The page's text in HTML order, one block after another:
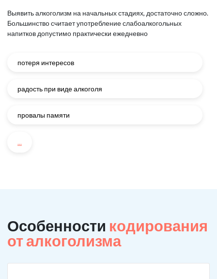
Выявить алкоголизм на начальных стадиях, достаточно сложно.
Большинство считает употребление слабоалкогольных
напитков допустимо практически ежедневно
потеря интересов
радость при виде алкоголя
провалы памяти
...
Особенности кодирования
от алкоголизма